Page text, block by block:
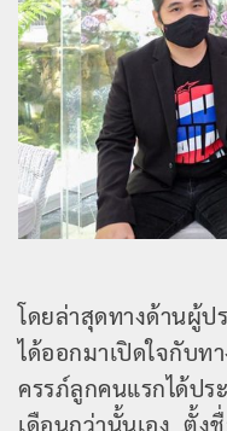
โดยล่าสุดทางด้านผู้ป
ได้ออกมาเปิดใจกับท
ครรภ์ลูกคนแรกได้ป
เดือนกว่านั้นเอง ตั้ง